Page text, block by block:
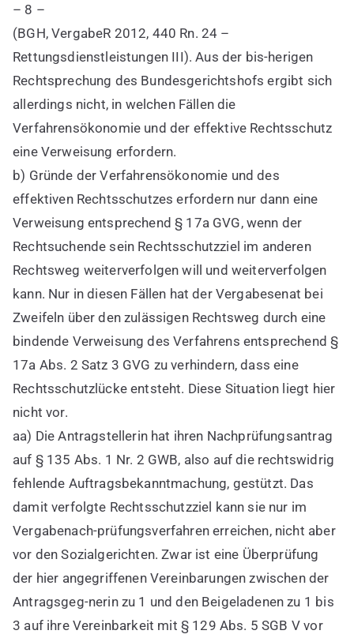
– 8 –
(BGH, VergabeR 2012, 440 Rn. 24 –
Rettungsdienstleistungen III). Aus der bis-herigen
Rechtsprechung des Bundesgerichtshofs ergibt sich
allerdings nicht, in welchen Fällen die
Verfahrensökonomie und der effektive Rechtsschutz
eine Verweisung erfordern.
b) Gründe der Verfahrensökonomie und des
effektiven Rechtsschutzes erfordern nur dann eine
Verweisung entsprechend § 17a GVG, wenn der
Rechtsuchende sein Rechtsschutzziel im anderen
Rechtsweg weiterverfolgen will und weiterverfolgen
kann. Nur in diesen Fällen hat der Vergabesenat bei
Zweifeln über den zulässigen Rechtsweg durch eine
bindende Verweisung des Verfahrens entsprechend §
17a Abs. 2 Satz 3 GVG zu verhindern, dass eine
Rechtsschutzlücke entsteht. Diese Situation liegt hier
nicht vor.
aa) Die Antragstellerin hat ihren Nachprüfungsantrag
auf § 135 Abs. 1 Nr. 2 GWB, also auf die rechtswidrig
fehlende Auftragsbekanntmachung, gestützt. Das
damit verfolgte Rechtsschutzziel kann sie nur im
Vergabenach-prüfungsverfahren erreichen, nicht aber
vor den Sozialgerichten. Zwar ist eine Überprüfung
der hier angegriffenen Vereinbarungen zwischen der
Antragsgeg-nerin zu 1 und den Beigeladenen zu 1 bis
3 auf ihre Vereinbarkeit mit § 129 Abs. 5 SGB V vor